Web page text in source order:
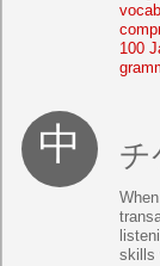
100
チ
skills